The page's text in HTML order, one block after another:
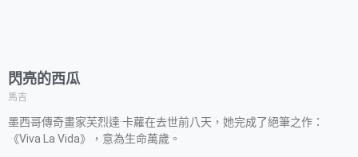
閃亮的西瓜
馬吉
墨西哥傳奇畫家芙烈達·卡蘿在去世前八天，她完成了絕筆之作：
《Viva La Vida》，意為生命萬歲。